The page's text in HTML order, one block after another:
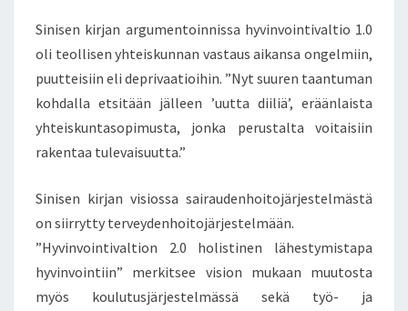
V
I
E
R
T
Y
Ä
R
Sinisen kirjan argumentoinnissa hyvinvointivaltio 1.0
oli teollisen yhteiskunnan vastaus aikansa ongelmiin,
puutteisiin eli deprivaatioihin. ”Nyt suuren taantuman
kohdalla etsitään jälleen ’uutta diiliä’, eräänlaista
yhteiskuntasopimusta, jonka perustalta voitaisiin
rakentaa tulevaisuutta.”
Sinisen kirjan visiossa sairaudenhoitojärjestelmästä
on siirrytty terveydenhoitojärjestelmään.
”Hyvinvointivaltion 2.0 holistinen lähestymistapa
hyvinvointiin” merkitsee vision mukaan muutosta
myös koulutusjärjestelmässä sekä työ- ja